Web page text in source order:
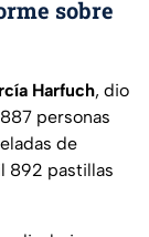
sobre
Harfuch, dio
personas
de
892 pastillas